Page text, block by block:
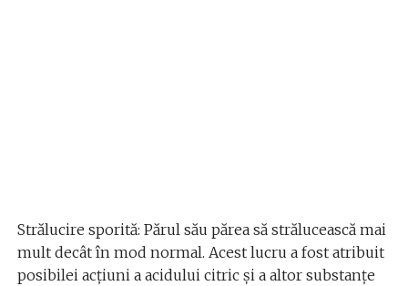
Strălucire sporită: Părul său părea să strălucească mai
mult decât în mod normal. Acest lucru a fost atribuit
posibilei acțiuni a acidului citric și a altor substanțe